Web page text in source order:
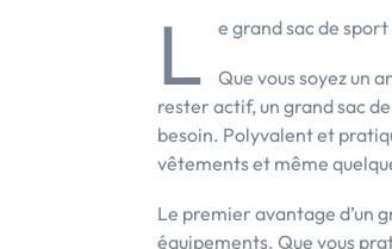
L e grand sac de
Que vous soyez un
rester actif, un grand sac
besoin. Polyvalent et
vêtements et même
Le premier avantage d’un
équipements. Que vous